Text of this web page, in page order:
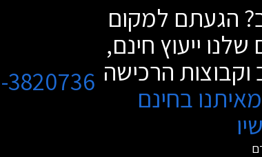
הגעתם למקום
ייעוץ חינם,
הרכישה
בחינם
3820736